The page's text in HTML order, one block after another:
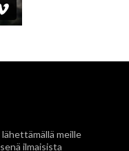
meille
ilmaisista